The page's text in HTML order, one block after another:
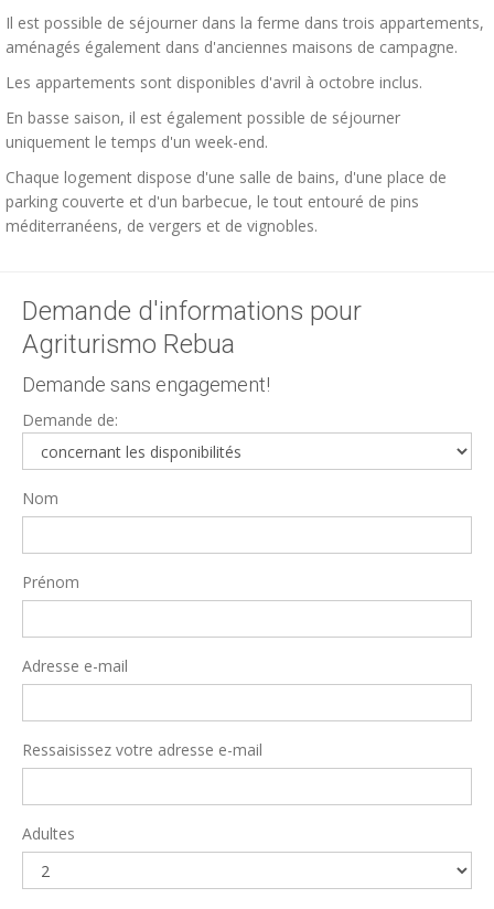
Il est possible de séjourner dans la ferme dans trois appartements,
aménagés également dans d'anciennes maisons de campagne.
Les appartements sont disponibles d'avril à octobre inclus.
En basse saison, il est également possible de séjourner
uniquement le temps d'un week-end.
Chaque logement dispose d'une salle de bains, d'une place de
parking couverte et d'un barbecue, le tout entouré de pins
méditerranéens, de vergers et de vignobles.
Demande d'informations pour
Agriturismo Rebua
Demande sans engagement!
Demande de:
Nom
Prénom
Adresse e-mail
Ressaisissez votre adresse e-mail
Adultes